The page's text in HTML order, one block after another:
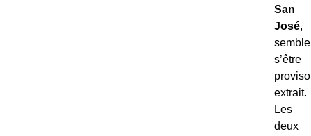
San
José,
semble
s’être
extrait.
Les
deux